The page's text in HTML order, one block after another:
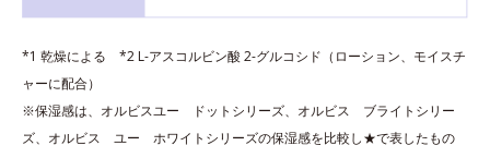
*1 乾燥による *2 L-アスコルビン酸 2-グルコシド（ローション、モイスチ
ャーに配合）
※保湿感は、オルビスユー ドットシリーズ、オルビス ブライトシリー
ズ、オルビス ユー ホワイトシリーズの保湿感を比較し★で表したもの